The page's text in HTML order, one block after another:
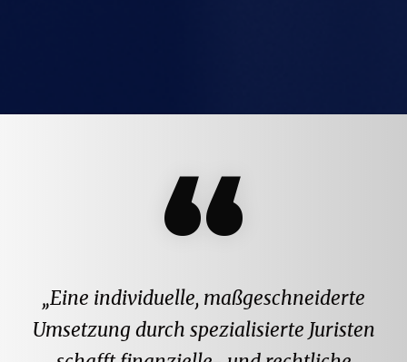
“
„Eine individuelle, maßgeschneiderte
Umsetzung durch spezialisierte Juristen